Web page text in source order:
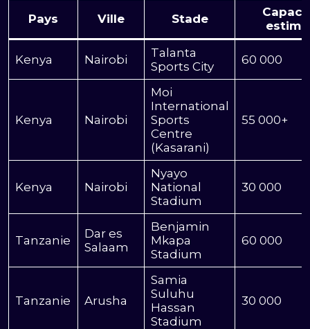
Pays Ville Stade
Kenya Nairobi
Talanta
Sports City
60 000
Kenya Nairobi
Moi
International
Sports
Centre
(Kasarani)
55 000+
Kenya Nairobi
Nyayo
National
Stadium
30 000
Tanzanie
Dar es
Salaam
Benjamin
Mkapa
Stadium
60 000
Tanzanie Arusha
Samia
Suluhu
Hassan
Stadium
30 000